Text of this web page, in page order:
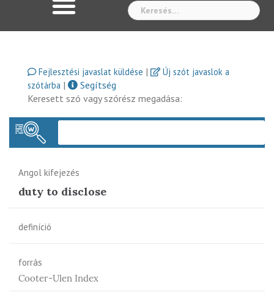
Fejlesztési javaslat küldése |
Új szót javaslok a
szótárba |
Segítség
Keresett szó vagy szórész megadása:
Angol kifejezés
duty to disclose
definíció
forrás
Cooter-Ulen Index